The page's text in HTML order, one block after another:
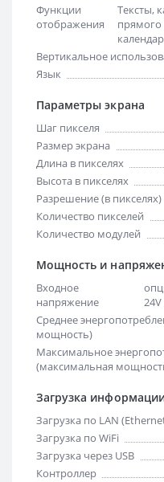
Функции
отображения
Тексты,
прямого
Вертикальное
Язык
Параметры экрана
Шаг пикселя
Размер экрана
Длина в пикселях
Высота в пикселях
Разрешение (в пикселях)
Количество пикселей
Количество модулей
Мощность и
Входное
напряжение
24V
Среднее
мощность)
Максимальное
(максимальная
Загрузка
Загрузка по LAN
Загрузка по WiFi
Загрузка через USB
Контроллер